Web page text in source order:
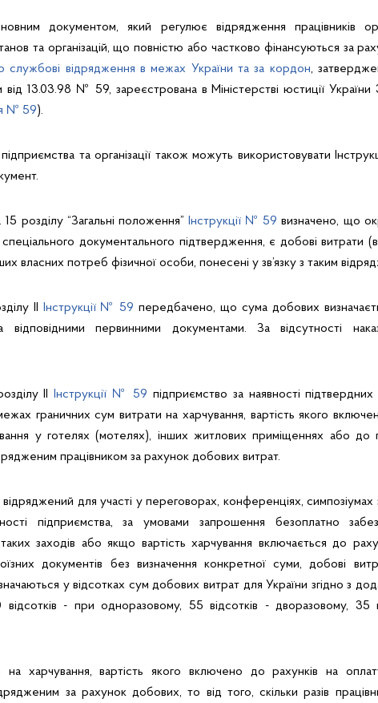
документом, який регулює відрядження працівників
та організацій, що повністю або частково фінансуються за
службові відрядження в межах України та за кордон,
від 13.03.98 № 59, зареєстрована в Міністерстві юстиції
№ 59).
підприємства та організації також можуть використовувати
15 розділу “Загальні положення” Інструкції № 59 визначено, що
документального підтвердження, є добові витрати
власних потреб фізичної особи, понесені у зв’язку з таким
II Інструкції № 59 передбачено, що сума добових
відповідними первинними документами. За відсутності
II Інструкції № 59 підприємство за наявності підтвердних
граничних сум витрати на харчування, вартість якого
у готелях (мотелях), інших житлових приміщеннях або до
працівником за рахунок добових витрат.
для участі у переговорах, конференціях,
підприємства, за умовами запрошення безоплатно
таких заходів або якщо вартість харчування включається до
документів без визначення конкретної суми, добові
у відсотках сум добових витрат для України згідно з
- при одноразовому, 55 відсотків - дворазовому, 35
на харчування, вартість якого включено до рахунків на
за рахунок добових, то від того, скільки разів